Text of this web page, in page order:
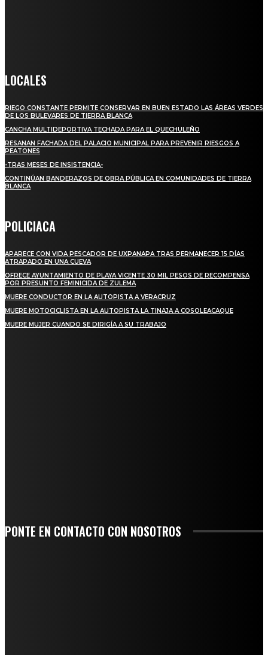
LOCALES
RIEGO CONSTANTE PERMITE CONSERVAR EN BUEN ESTADO LAS ÁREAS VERDES
DE LOS BULEVARES DE TIERRA BLANCA
CANCHA MULTIDEPORTIVA TECHADA PARA EL QUECHULEÑO
RESANAN FACHADA DEL PALACIO MUNICIPAL PARA PREVENIR RIESGOS A
PEATONES
-TRAS MESES DE INSISTENCIA-
CONTINÚAN BANDERAZOS DE OBRA PÚBLICA EN COMUNIDADES DE TIERRA
BLANCA
POLICIACA
APARECE CON VIDA PESCADOR DE UXPANAPA TRAS PERMANECER 15 DÍAS
ATRAPADO EN UNA CUEVA
OFRECE AYUNTAMIENTO DE PLAYA VICENTE 30 MIL PESOS DE RECOMPENSA
POR PRESUNTO FEMINICIDA DE ZULEMA
MUERE CONDUCTOR EN LA AUTOPISTA A VERACRUZ
MUERE MOTOCICLISTA EN LA AUTOPISTA LA TINAJA A COSOLEACAQUE
MUERE MUJER CUANDO SE DIRIGÍA A SU TRABAJO
PONTE EN CONTACTO CON NOSOTROS